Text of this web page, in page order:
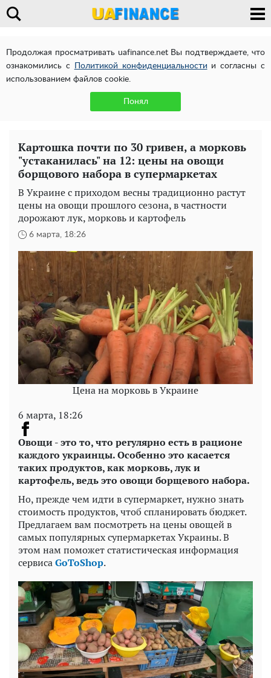
Продолжая просматривать uafinance.net Вы подтверждаете, что
ознакомились с
Политикой конфиденциальности и согласны с
использованием файлов cookie.
Понял
Картошка почти по 30 гривен, а морковь
"устаканилась" на 12: цены на овощи
борщового набора в супермаркетах
В Украине с приходом весны традиционно растут
цены на овощи прошлого сезона, в частности
дорожают лук, морковь и картофель
6 марта, 18:26
Цена на морковь в Украине
6 марта, 18:26
Овощи - это то, что регулярно есть в рационе
каждого украинцы. Особенно это касается
таких продуктов, как морковь, лук и
картофель, ведь это овощи борщевого набора.
Но, прежде чем идти в супермаркет, нужно знать
стоимость продуктов, чтоб спланировать бюджет.
Предлагаем вам посмотреть на цены овощей в
самых популярных супермаркетах Украины. В
этом нам поможет статистическая информация
сервисаGoToShop.